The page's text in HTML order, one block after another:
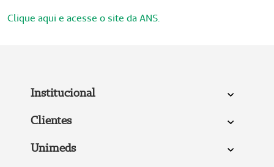
Clique aqui e acesse o site da ANS.
Institucional
Clientes
Unimeds